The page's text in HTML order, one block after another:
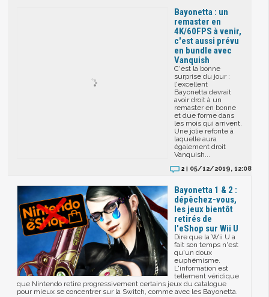
Bayonetta : un
remaster en
4K/60FPS à venir,
c'est aussi prévu
en bundle avec
Vanquish
C'est la bonne
surprise du jour :
l'excellent
Bayonetta devrait
avoir droit à un
remaster en bonne
et due forme dans
les mois qui arrivent.
Une jolie refonte à
laquelle aura
également droit
Vanquish...
2 | 05/12/2019, 12:08
Bayonetta 1 & 2 :
dépêchez-vous,
les jeux bientôt
retirés de
l'eShop sur Wii U
Dire que la Wii U a
fait son temps n'est
qu'un doux
euphémisme.
L'information est
tellement véridique
que Nintendo retire progressivement certains jeux du catalogue
pour mieux se concentrer sur la Switch, comme avec les Bayonetta.